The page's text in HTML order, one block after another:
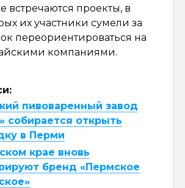
встречаются проекты, в
их участники сумели за
переориентироваться на
компаниями.
пивоваренный завод
собирается открыть
в Перми
крае вновь
бренд «Пермское